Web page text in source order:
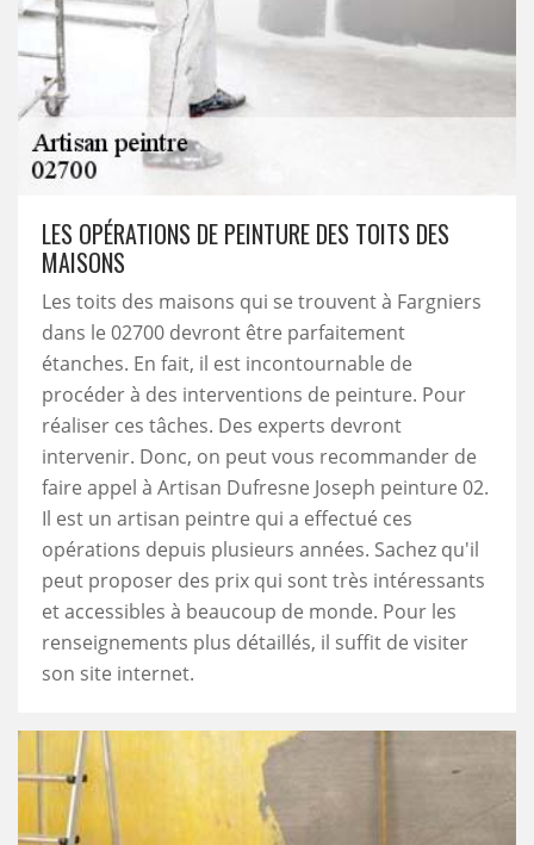
LES OPÉRATIONS DE PEINTURE DES TOITS DES
MAISONS
Les toits des maisons qui se trouvent à Fargniers
dans le 02700 devront être parfaitement
étanches. En fait, il est incontournable de
procéder à des interventions de peinture. Pour
réaliser ces tâches. Des experts devront
intervenir. Donc, on peut vous recommander de
faire appel à Artisan Dufresne Joseph peinture 02.
Il est un artisan peintre qui a effectué ces
opérations depuis plusieurs années. Sachez qu'il
peut proposer des prix qui sont très intéressants
et accessibles à beaucoup de monde. Pour les
renseignements plus détaillés, il suffit de visiter
son site internet.